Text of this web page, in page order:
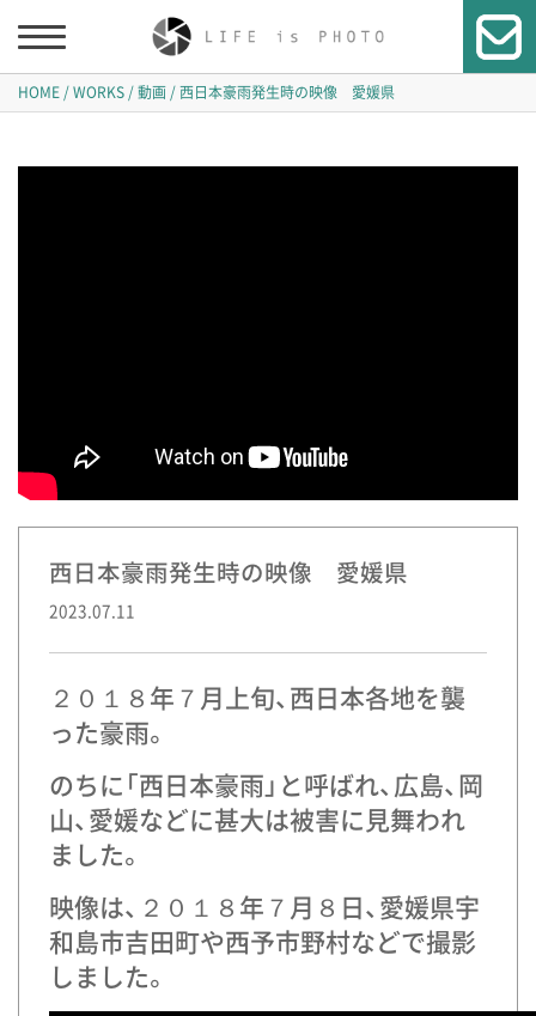
HOME WORKS 動画 西日本豪雨発生時の映像 愛媛県
西日本豪雨発生時の映像 愛媛県
2023.07.11
２０１８年７月上旬、西日本各地を襲
った豪雨。
のちに「西日本豪雨」と呼ばれ、広島、岡
山、愛媛などに甚大は被害に見舞われ
ました。
映像は、２０１８年７月８日、愛媛県宇
和島市吉田町や西予市野村などで撮影
しました。